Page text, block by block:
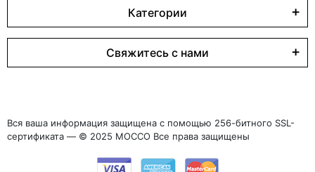
Категории
Свяжитесь с нами
Вся ваша информация защищена с помощью 256-битного SSL-
сертификата — © 2025 MOCCO Все права защищены